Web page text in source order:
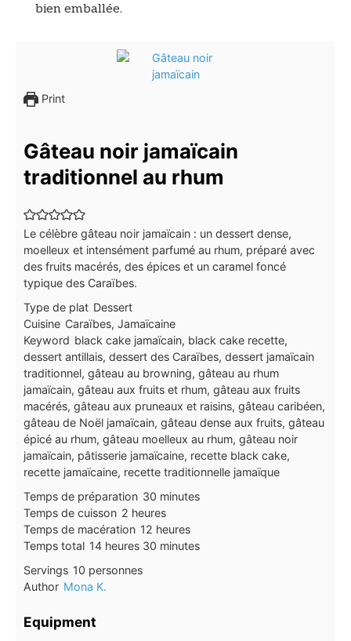
bien emballée.
Print
Gâteau noir jamaïcain
traditionnel au rhum
Le célèbre gâteau noir jamaïcain : un dessert dense,
moelleux et intensément parfumé au rhum, préparé avec
des fruits macérés, des épices et un caramel foncé
typique des Caraïbes.
Type de plat Dessert
Cuisine Caraïbes, Jamaïcaine
Keyword black cake jamaïcain, black cake recette,
dessert antillais, dessert des Caraïbes, dessert jamaïcain
traditionnel, gâteau au browning, gâteau au rhum
jamaïcain, gâteau aux fruits et rhum, gâteau aux fruits
macérés, gâteau aux pruneaux et raisins, gâteau caribéen,
gâteau de Noël jamaïcain, gâteau dense aux fruits, gâteau
épicé au rhum, gâteau moelleux au rhum, gâteau noir
jamaïcain, pâtisserie jamaïcaine, recette black cake,
recette jamaïcaine, recette traditionnelle jamaïque
Temps de préparation 30minutes
minutes
Temps de cuisson 2heures
heures
Temps de macération 12heures
heures
Temps total 14heures
heures 30minutes
minutes
Servings 10 personnes
Author Mona K.
Equipment